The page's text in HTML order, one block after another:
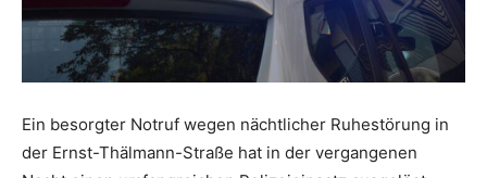
Ein besorgter Notruf wegen nächtlicher Ruhestörung in
der Ernst-Thälmann-Straße hat in der vergangenen